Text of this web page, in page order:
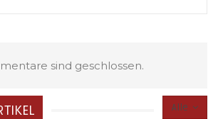
sind geschlossen.
Alle